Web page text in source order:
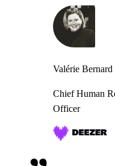
Valérie Bernard
Chief Human
Officer